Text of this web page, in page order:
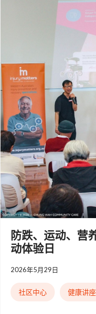
防跌、运动、营
动体验日
2026年5月29日
社区中心 健康讲座